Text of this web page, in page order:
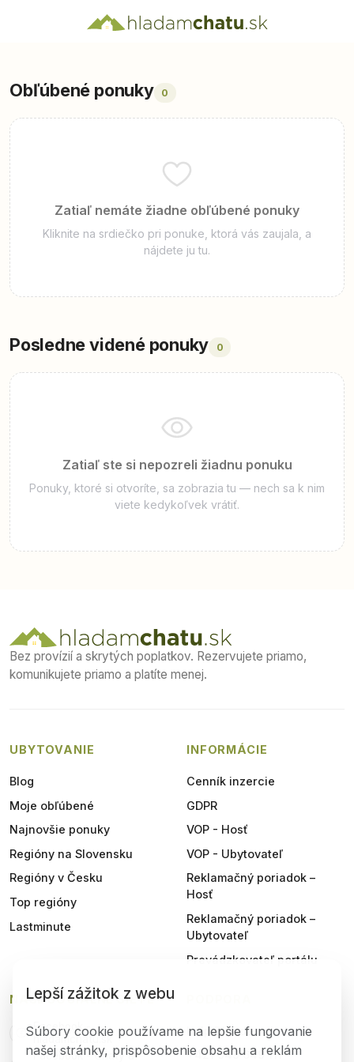
Obľúbené ponuky 0
Zatiaľ nemáte žiadne obľúbené ponuky
Kliknite na srdiečko pri ponuke, ktorá vás zaujala, a
nájdete ju tu.
Posledne videné ponuky 0
Zatiaľ ste si nepozreli žiadnu ponuku
Ponuky, ktoré si otvoríte, sa zobrazia tu — nech sa k nim
viete kedykoľvek vrátiť.
Bez provízií a skrytých poplatkov. Rezervujete priamo,
komunikujete priamo a platíte menej.
UBYTOVANIE
Blog
Moje obľúbené
Najnovšie ponuky
Regióny na Slovensku
Regióny v Česku
Top regióny
Lastminute
INFORMÁCIE
Cenník inzercie
GDPR
VOP - Hosť
VOP - Ubytovateľ
Reklamačný poriadok –
Hosť
Reklamačný poriadok –
Ubytovateľ
Prevádzkovateľ portálu
NAŠE SOCIÁLNE SIETE
Facebook -
hladamchatu.sk
Facebook - Chaty a
help@hladamchatu.sk
+421 949 649 111
Lepší zážitok z webu
Súbory cookie používame na lepšie fungovanie
našej stránky, prispôsobenie obsahu a reklám
ÚSPECH